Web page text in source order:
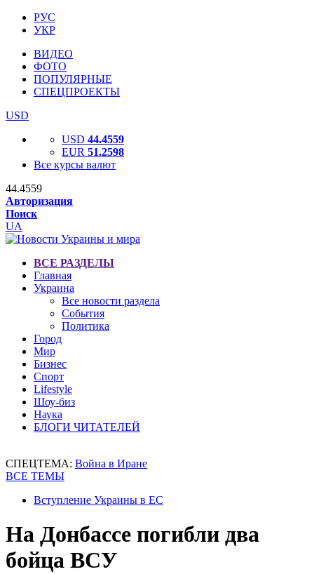
РУС
УКР
ВИДЕО
ФОТО
ПОПУЛЯРНЫЕ
СПЕЦПРОЕКТЫ
USD
USD 44.4559
EUR 51.2598
Все курсы валют
44.4559
Авторизация
Поиск
UA
ВСЕ РАЗДЕЛЫ
Главная
Украина
Все новости раздела
События
Политика
Город
Мир
Бизнес
Спорт
Lifestyle
Шоу-биз
Наука
БЛОГИ ЧИТАТЕЛЕЙ
СПЕЦТЕМА: Война в Иране
ВСЕ ТЕМЫ
Вступление Украины в ЕС
На Донбассе погибли два
бойца ВСУ